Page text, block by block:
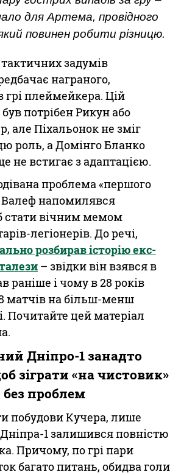
для Артема, провідного
повинен робити різницю.
задумів
награного,
грі плеймейкера. Цій
потрібен Рикун або
але Піхальонок не зміг
роль, а Домінго Бланко
не встигає з адаптацією.
проблема «першого
напомилявся
стати вічним мемом
легіонерів. До речі,
розбирав історію екс-
– звідки він взявся в
раніше і чому в 28 років
матчів на більш-менш
Почитайте цей матеріал
Дніпро-1 занадто
зіграти «на чистовик»
без проблем
побудови Кучера, лише
1 залишився повністю
Причому, по грі пари
багато питань, обидва голи